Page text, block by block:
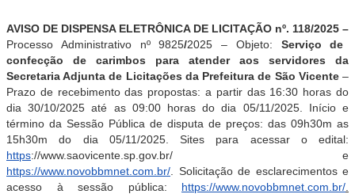
AVISO DE DISPENSA ELETRÔNICA DE LICITAÇÃO nº. 118/2025 –
Processo Administrativo nº9825/2025 – Objeto:
Serviço de
confecção de carimbos para atender aos servidores da
Secretaria Adjunta de Licitações da Prefeitura de São Vicente–
Prazo de recebimento das propostas: a partir das 16:30 horas do
dia 30/10/2025 até as 09:00 horas do dia 05/11/2025. Início e
término da Sessão Pública de disputa de preços: das 09h30m as
15h30m do dia 05/11/2025. Sites para acessar o edital:
https://www.saovicente.sp.gov.br/ e
https://www.novobbmnet.com.br/ . Solicitação de esclarecimentos e
acesso à sessão pública: https://www.novobbmnet.com.br/